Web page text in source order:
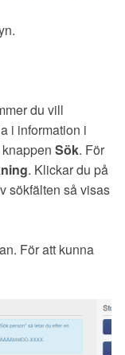
du vill
i information i
Sök. För
. Klickar du på
sökfälten så visas
För att kunna